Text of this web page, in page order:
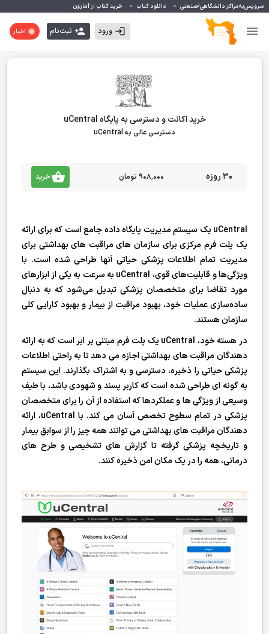
سرویس‌به‌مراکز دانشگاهی/صنعتی دانلود کتاب خرید کتاب از آمازون
ورود ثبت‌نام اخبار
خرید اکانت و دسترسی به پایگاه uCentral
دسترسی عالی به uCentral
30 روزه ۹۰۸٬۰۰۰ تومان خرید
uCentral یک سیستم مدیریت پایگاه داده جامع است که برای ارائه
یک پلت فرم مرکزی برای سازمان های مراقبت های بهداشتی برای
مدیریت تمام اطلاعات پزشکی حیاتی آنها طراحی شده است. با
ویژگی‌ها و قابلیت‌های قوی، uCentral به سرعت به یکی از ابزارهای
مورد تقاضا برای متخصصان پزشکی تبدیل می‌شود که به دنبال
ساده‌سازی عملیات خود، بهبود مراقبت از بیمار و بهبود کارایی کلی
سازمان هستند.
در هسته خود، uCentral یک پلت فرم مبتنی بر ابر است که به ارائه
دهندگان مراقبت های بهداشتی اجازه می دهد تا به راحتی اطلاعات
پزشکی حیاتی را ذخیره، دسترسی و به اشتراک بگذارند. این سیستم
به گونه ای طراحی شده است که کاربر پسند و شهودی باشد، با طیف
وسیعی از ویژگی ها و عملکردها که استفاده از آن را برای متخصصان
پزشکی در تمام سطوح تخصص آسان می کند. با uCentral، ارائه
دهندگان مراقبت های بهداشتی می توانند همه چیز را از سوابق بیمار
و تاریخچه پزشکی گرفته تا گزارش های تشخیصی و طرح های
درمانی، همه را در یک مکان امن ذخیره کنند.